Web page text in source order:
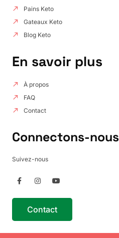
Pains Keto
Gateaux Keto
Blog Keto
En savoir plus
À propos
FAQ
Contact
Connectons-nous
Suivez-nous
Contact